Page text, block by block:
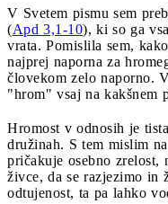
V Svetem pismu sem
(Apd 3,1-10), ki so ga
vrata. Pomislila sem,
najprej naporna za
človekom zelo naporno.
"hrom" vsaj na kakšnem
Hromost v odnosih je
družinah. S tem mislim
pričakuje osebno zrelost,
živce, da se razjezimo in
odtujenost, ta pa lahko